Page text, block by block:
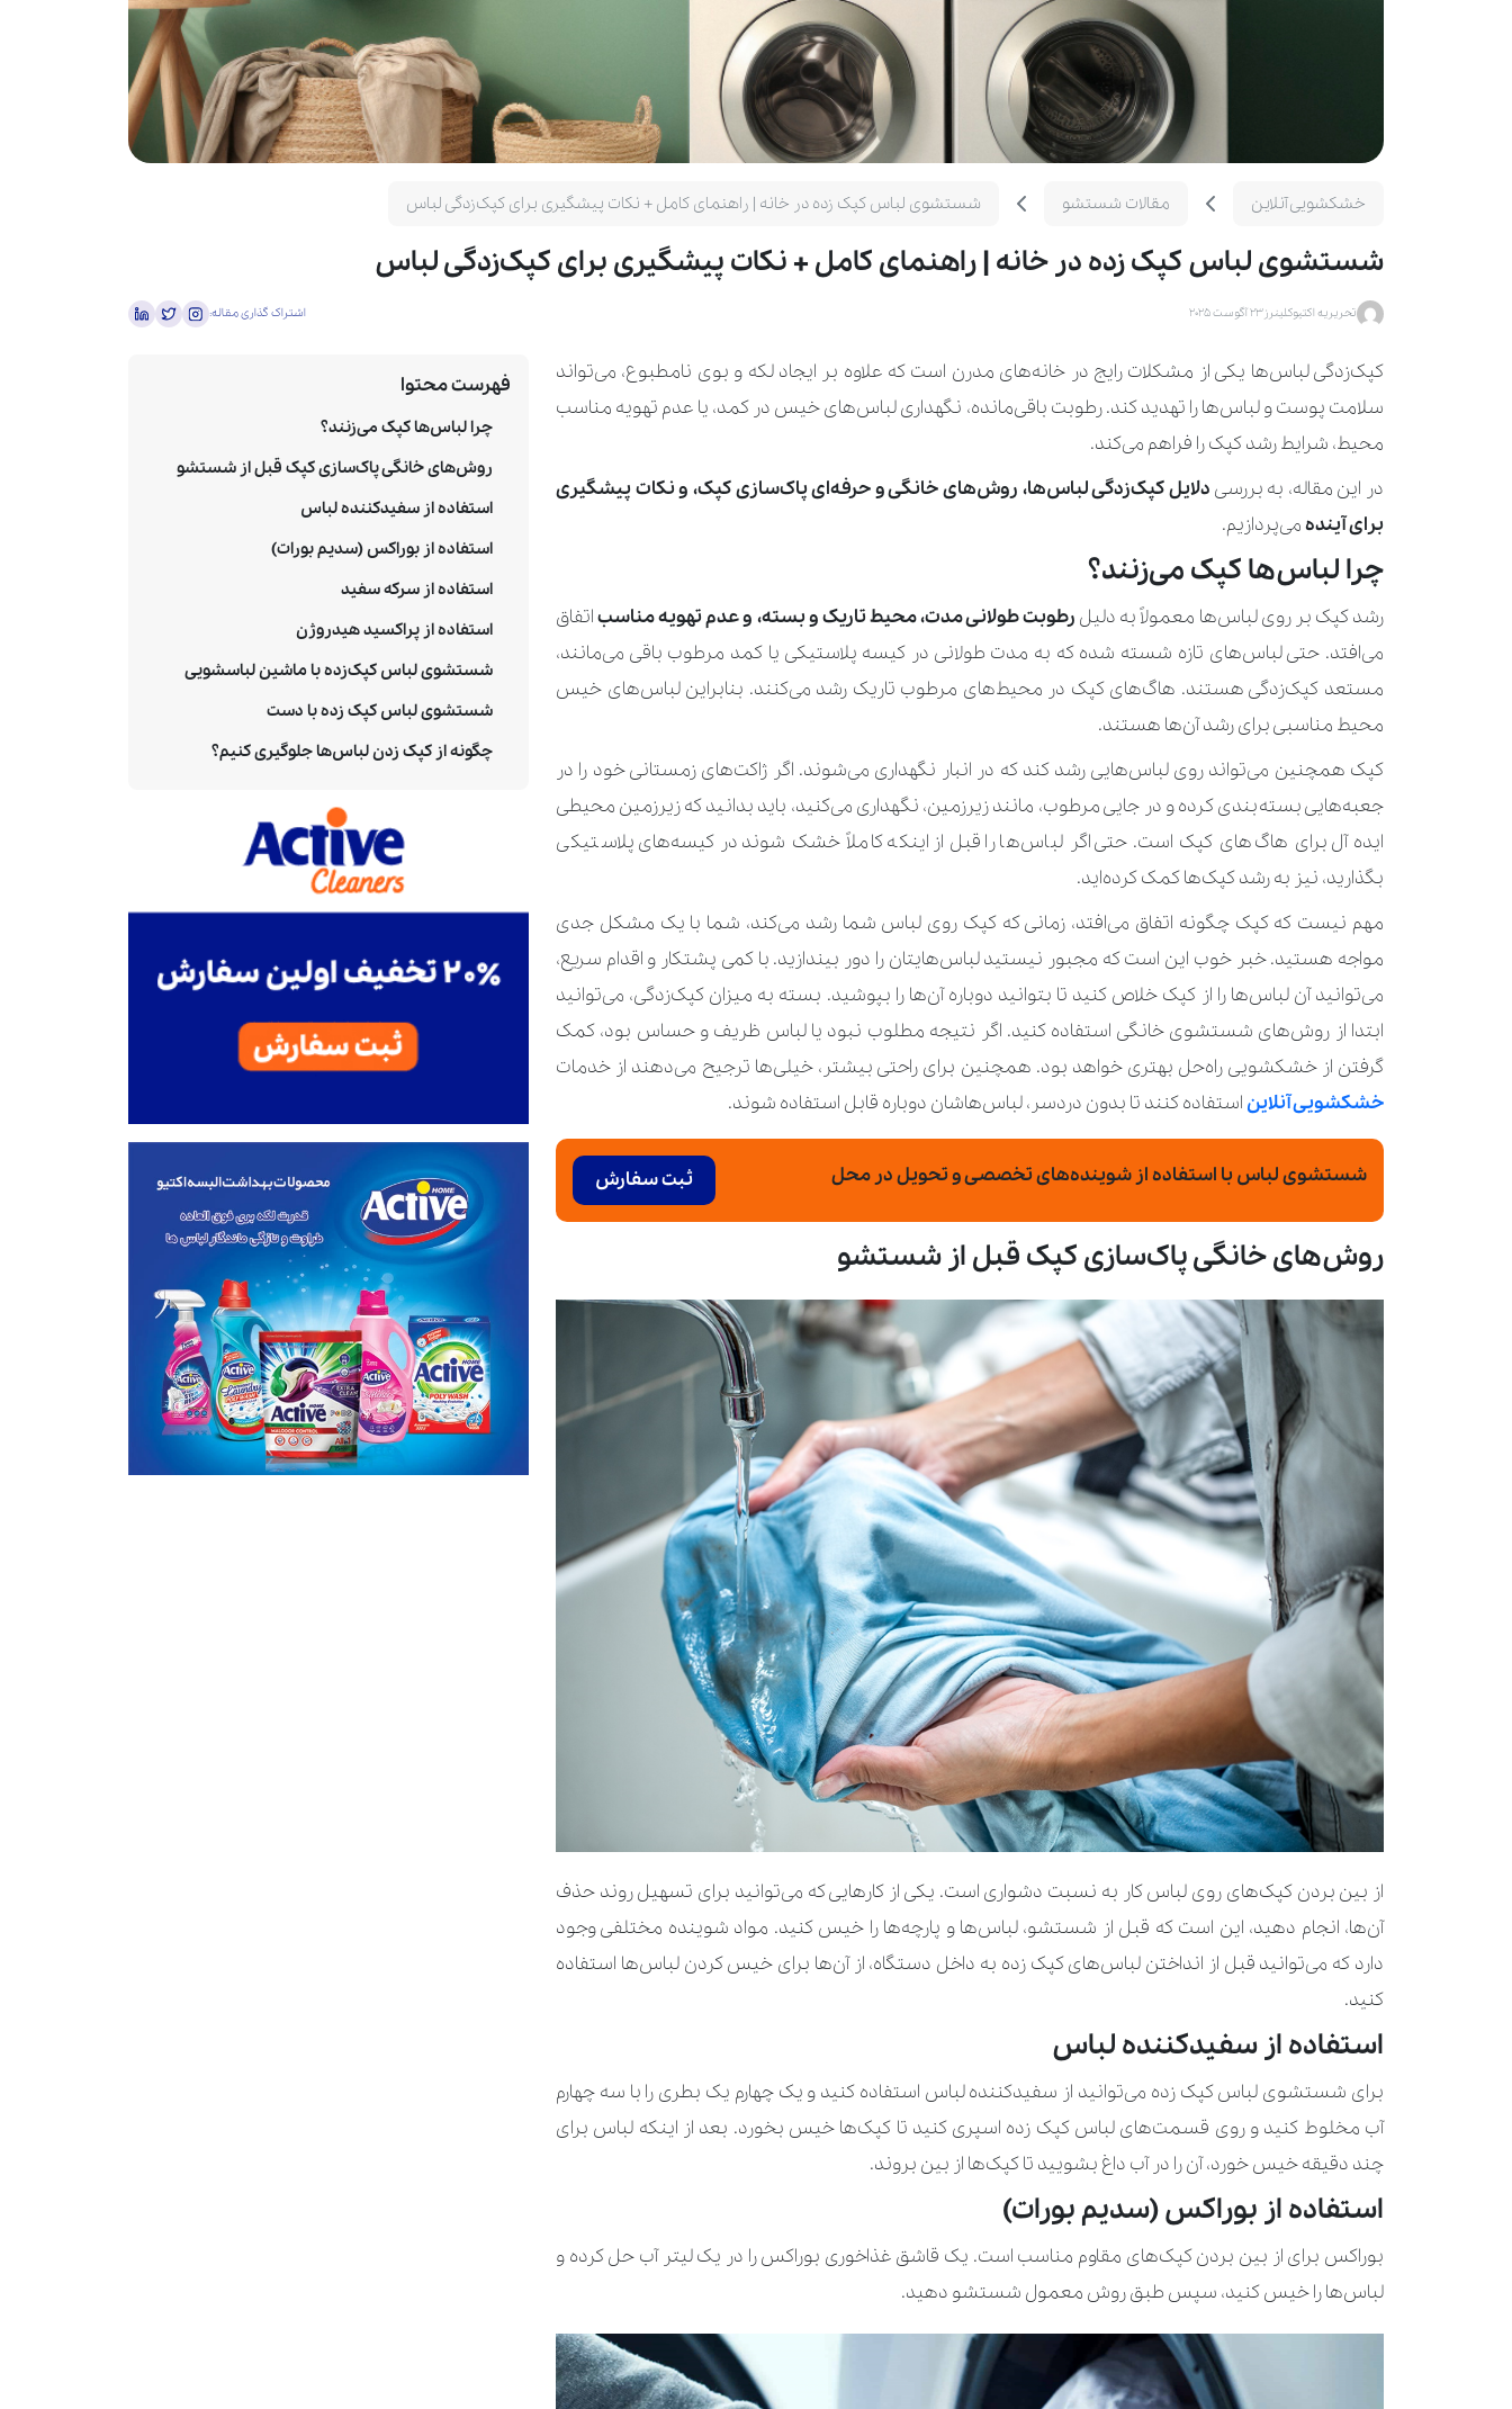
خشکشویی آنلاین مقالات شستشو شستشوی لباس کپک زده در خانه | راهنمای کامل + نکات پیشگیری برای کپک‌زدگی لباس
شستشوی لباس کپک زده در خانه | راهنمای کامل + نکات پیشگیری برای کپک‌زدگی لباس
تحریریه اکتیوکلینرز23 آگوست 2025 اشتراک گذاری مقاله:
کپک‌زدگی لباس‌ها یکی از مشکلات رایج در خانه‌های مدرن است که علاوه بر ایجاد لکه و بوی نامطبوع، می‌تواند
سلامت پوست و لباس‌ها را تهدید کند. رطوبت باقی‌مانده، نگهداری لباس‌های خیس در کمد، یا عدم تهویه مناسب
محیط، شرایط رشد کپک را فراهم می‌کند.
در این مقاله، به بررسی دلایل کپک‌زدگی لباس‌ها، روش‌های خانگی و حرفه‌ای پاک‌سازی کپک، و نکات پیشگیری
برای آیندهمی‌پردازیم.
چرا لباس‌ها کپک می‌زنند؟
رشد کپک بر روی لباس‌ها معمولاً به دلیل رطوبت طولانی مدت، محیط تاریک و بسته، و عدم تهویه مناسباتفاق
می‌افتد. حتی لباس‌های تازه شسته شده که به مدت طولانی در کیسه پلاستیکی یا کمد مرطوب باقی می‌مانند،
مستعد کپک‌زدگی هستند. هاگ‌های کپک در محیط‌های مرطوب تاریک رشد می‌کنند. بنابراین لباس‌های خیس
محیط مناسبی برای رشد آن‌ها هستند.
کپک همچنین می‌تواند روی لباس‌هایی رشد کند که در انبار نگهداری می‌شوند. اگر ژاکت‌های زمستانی خود را در
جعبه‌هایی بسته‌بندی کرده و در جایی مرطوب، مانند زیرزمین، نگهداری می‌کنید، باید بدانید که زیرزمین محیطی
ایده آل برای هاگ‌های کپک است. حتی اگر لباس‌ها را قبل از اینکه کاملاً خشک شوند در کیسه‌های پلاستیکی
بگذارید، نیز به رشد کپک‌ها کمک کرده‌اید.
مهم نیست که کپک چگونه اتفاق می‌افتد، زمانی که کپک روی لباس شما رشد می‌کند، شما با یک مشکل جدی
مواجه هستید. خبر خوب این است که مجبور نیستید لباس‌هایتان را دور بیندازید. با کمی پشتکار و اقدام سریع،
می‌توانید آن لباس‌ها را از کپک خلاص کنید تا بتوانید دوباره آن‌ها را بپوشید. بسته به میزان کپک‌زدگی، می‌توانید
ابتدا از روش‌های شستشوی خانگی استفاده کنید. اگر نتیجه‌ مطلوب نبود یا لباس ظریف و حساس بود، کمک
گرفتن از خشکشویی راه‌حل بهتری خواهد بود. همچنین برای راحتی بیشتر، خیلی‌ها ترجیح می‌دهند از خدمات
خشکشویی آنلاین استفاده کنند تا بدون دردسر، لباس‌هاشان دوباره قابل استفاده شوند.
شستشوی لباس با استفاده از شوینده‌های تخصصی و تحویل در محل ثبت سفارش
روش‌های خانگی پاک‌سازی کپک قبل از شستشو
از بین بردن کپک‌های روی لباس کار به نسبت دشواری است. یکی از کارهایی که می‌توانید برای تسهیل روند حذف
آن‌ها، انجام دهید، این است که قبل از شستشو، لباس‌ها و پارچه‌ها را خیس کنید. مواد شوینده مختلفی وجود
دارد که می‌توانید قبل از انداختن لباس‌های کپک زده به داخل دستگاه، از آن‌ها برای خیس کردن لباس‌ها استفاده
کنید.
استفاده از سفیدکننده لباس
برای شستشوی لباس کپک زده می‌توانید از سفید‌کننده‌ لباس استفاده کنید و یک چهارم یک بطری را با سه چهارم
آب مخلوط کنید و روی قسمت‌های لباس کپک زده اسپری کنید تا کپک‌ها خیس بخورد. بعد از اینکه لباس برای
چند دقیقه خیس خورد، آن را در آب داغ بشویید تا کپک‌ها از بین بروند.
استفاده از بوراکس (سدیم بورات)
بوراکس برای از بین بردن کپک‌های مقاوم مناسب است. یک قاشق غذاخوری بوراکس را در یک لیتر آب حل کرده و
لباس‌ها را خیس کنید، سپس طبق روش معمول شستشو دهید.
فهرست محتوا
چرا لباس‌ها کپک می‌زنند؟
روش‌های خانگی پاک‌سازی کپک قبل از شستشو
استفاده از سفیدکننده لباس
استفاده از بوراکس (سدیم بورات)
استفاده از سرکه سفید
استفاده از پراکسید هیدروژن
شستشوی لباس کپک‌زده با ماشین لباسشویی
شستشوی لباس کپک زده با دست
چگونه از کپک زدن لباس‌ها جلوگیری کنیم؟